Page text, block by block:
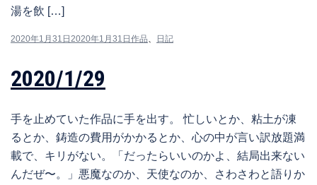
湯を飲 […]
2020年1月31日 2020年1月31日 作品、 日記
2020/1/29
手を止めていた作品に手を出す。 忙しいとか、粘土が凍
るとか、鋳造の費用がかかるとか、心の中が言い訳放題満
載で、キリがない。「だったらいいのかよ、結局出来ない
んだぜ〜。」悪魔なのか、天使なのか、さわさわと語りか